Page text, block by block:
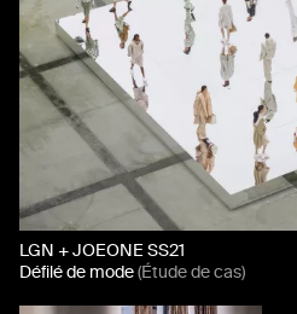
LGN + JOEONE SS21
Défilé de mode(Étude de cas)